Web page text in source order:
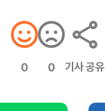
0 0 기사 공유